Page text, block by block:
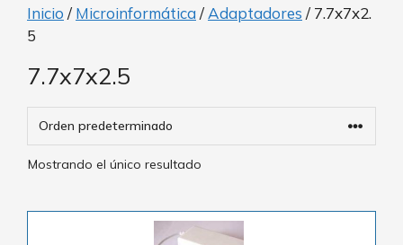
Inicio / Microinformática/Adaptadores / 7.7x7x2.
5
7.7x7x2.5
Mostrando el único resultado